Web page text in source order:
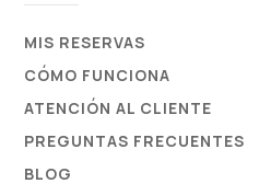
MIS RESERVAS
CÓMO FUNCIONA
ATENCIÓN AL CLIENTE
PREGUNTAS FRECUENTES
BLOG